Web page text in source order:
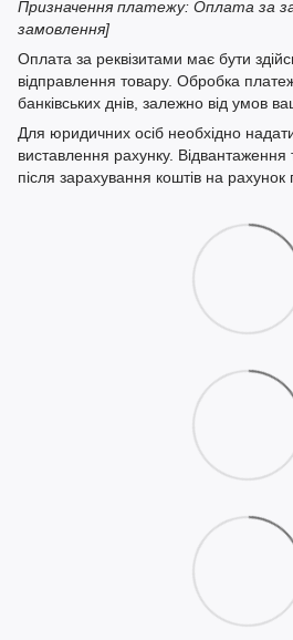
Призначення платежу: Оплата за
замовлення]
Оплата за реквізитами має бути
відправлення товару. Обробка
банківських днів, залежно від умов
Для юридичних осіб необхідно
виставлення рахунку. Відвантаження
після зарахування коштів на